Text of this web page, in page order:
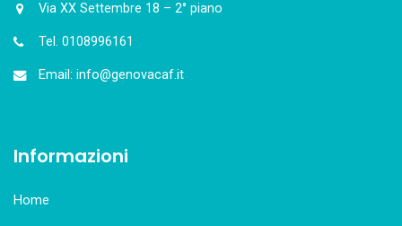
Via XX Settembre 18 – 2° piano
Tel. 0108996161
Email: info@genovacaf.it
Informazioni
Home